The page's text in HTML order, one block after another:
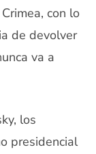
con lo
de devolver
va a
los
presidencial